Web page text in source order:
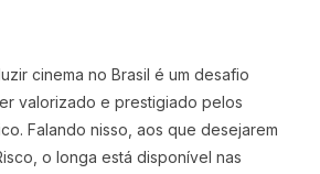
cinema no Brasil é um desafio
valorizado e prestigiado pelos
Falando nisso, aos que desejarem
o longa está disponível nas